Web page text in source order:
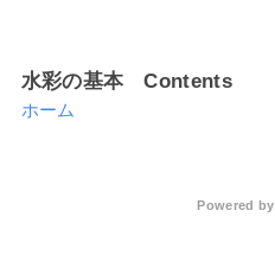
水彩の基本 Contents
ホーム
Powered by